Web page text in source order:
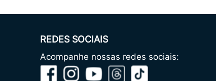
REDES SOCIAIS
Acompanhe nossas redes sociais: